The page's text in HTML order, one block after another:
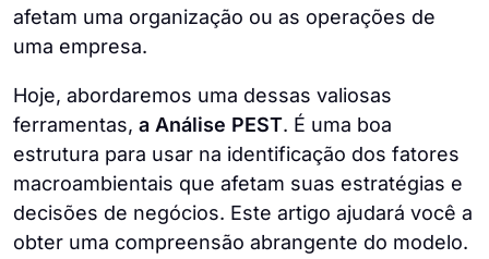
afetam uma organização ou as operações de
uma empresa.
Hoje, abordaremos uma dessas valiosas
ferramentas, a Análise PEST. É uma boa
estrutura para usar na identificação dos fatores
macroambientais que afetam suas estratégias e
decisões de negócios. Este artigo ajudará você a
obter uma compreensão abrangente do modelo.